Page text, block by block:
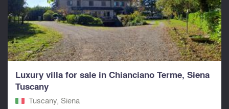
Luxury villa for sale in Chianciano Terme, Siena
Tuscany
Tuscany, Siena